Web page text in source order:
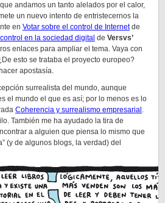
andamos un tanto alelados por el calor,
un nuevo intento de entristecernos la
en Votar sobre el control de Internetde
en la sociedad digital de Versvs’
enlaces para ampliar el tema. Vaya con
esto se trataba el proyecto europeo?
apostasía.
surrealista del mundo, aunque
el mundo el que es así; por lo menos es lo
Coherencia y surrealismo empresarial .
También me ha ayudado la tira de
a alguien que piensa lo mismo que
(y de algunos blogs, la verdad) del